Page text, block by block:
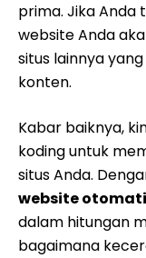
prima. Jika Anda
website Anda
situs lainnya
konten.
Kabar baiknya,
koding untuk
situs Anda.
website
dalam hitungan
bagaimana